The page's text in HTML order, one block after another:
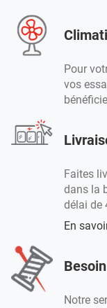
Pour
vos
Faites
dans la
délai de
En
Notre